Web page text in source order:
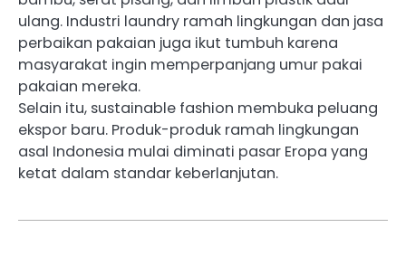
ulang. Industri laundry ramah lingkungan dan jasa
perbaikan pakaian juga ikut tumbuh karena
masyarakat ingin memperpanjang umur pakai
pakaian mereka.
Selain itu, sustainable fashion membuka peluang
ekspor baru. Produk-produk ramah lingkungan
asal Indonesia mulai diminati pasar Eropa yang
ketat dalam standar keberlanjutan.